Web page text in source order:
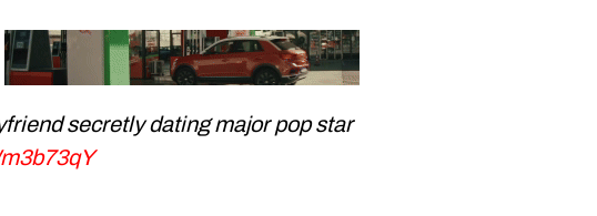
secretly dating major pop star